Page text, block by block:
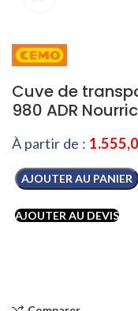
Cuve de
980 ADR
À partir de :
AJOUTER AU PANIER
AJOUTER AU DEVIS